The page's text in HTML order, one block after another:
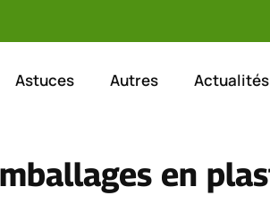
Astuces Autres Actualités
en